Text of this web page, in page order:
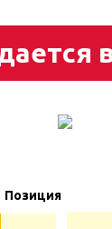
Позиция